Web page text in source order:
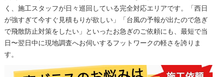
く、施工スタッフが日々巡回している完全対応エリアです。「西日
が強すぎて今すぐ見積もりが欲しい」「台風の予報が出たので急ぎ
で飛散防止対策をしたい」といったお急ぎのご依頼にも、最短で当
日〜翌日中に現地調査へお伺いするフットワークの軽さを誇りま
す。